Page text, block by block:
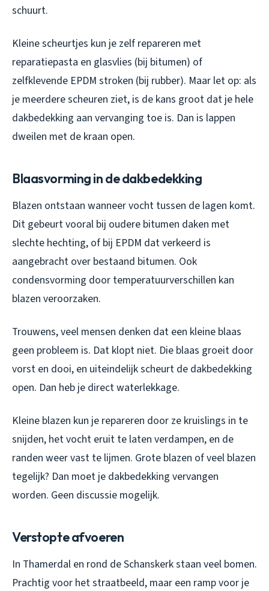
schuurt.
Kleine scheurtjes kun je zelf repareren met
reparatiepasta en glasvlies (bij bitumen) of
zelfklevende EPDM stroken (bij rubber). Maar let op: als
je meerdere scheuren ziet, is de kans groot dat je hele
dakbedekking aan vervanging toe is. Dan is lappen
dweilen met de kraan open.
Blaasvorming in de dakbedekking
Blazen ontstaan wanneer vocht tussen de lagen komt.
Dit gebeurt vooral bij oudere bitumen daken met
slechte hechting, of bij EPDM dat verkeerd is
aangebracht over bestaand bitumen. Ook
condensvorming door temperatuurverschillen kan
blazen veroorzaken.
Trouwens, veel mensen denken dat een kleine blaas
geen probleem is. Dat klopt niet. Die blaas groeit door
vorst en dooi, en uiteindelijk scheurt de dakbedekking
open. Dan heb je direct waterlekkage.
Kleine blazen kun je repareren door ze kruislings in te
snijden, het vocht eruit te laten verdampen, en de
randen weer vast te lijmen. Grote blazen of veel blazen
tegelijk? Dan moet je dakbedekking vervangen
worden. Geen discussie mogelijk.
Verstopte afvoeren
In Thamerdal en rond de Schanskerk staan veel bomen.
Prachtig voor het straatbeeld, maar een ramp voor je